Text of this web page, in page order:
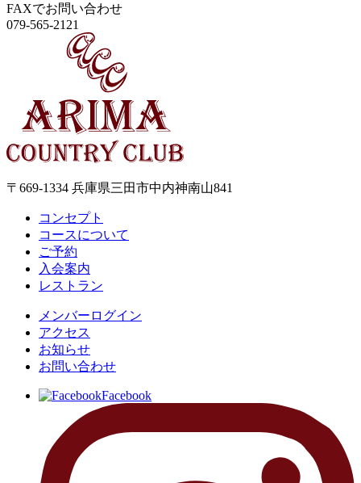
FAXでお問い合わせ
079-565-2121
〒669-1334 兵庫県三田市中内神南山841
コンセプト
コースについて
ご予約
入会案内
レストラン
メンバーログイン
アクセス
お知らせ
お問い合わせ
Facebook